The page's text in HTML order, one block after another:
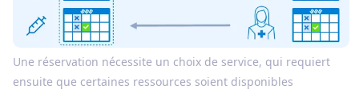
Une réservation nécessite un choix de service, qui requiert
ensuite que certaines ressources soient disponibles